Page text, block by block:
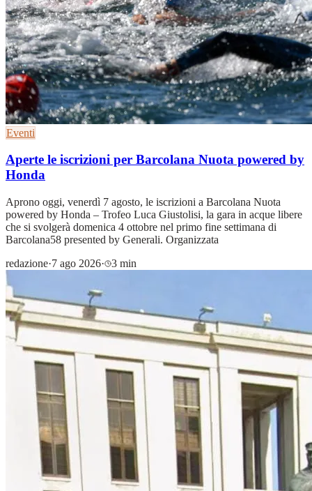
Eventi
Aperte le iscrizioni per Barcolana Nuota powered by
Honda
Aprono oggi, venerdì 7 agosto, le iscrizioni a Barcolana Nuota
powered by Honda – Trofeo Luca Giustolisi, la gara in acque libere
che si svolgerà domenica 4 ottobre nel primo fine settimana di
Barcolana58 presented by Generali. Organizzata
redazione·7 ago 2026· 3 min